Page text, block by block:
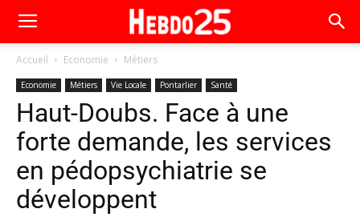
Accueil Economie Métiers
Economie Métiers Vie Locale Pontarlier Santé
Haut-Doubs. Face à une
forte demande, les services
en pédopsychiatrie se
développent